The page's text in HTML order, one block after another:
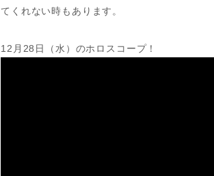
てくれない時もあります。
12月28日（水）のホロスコープ！